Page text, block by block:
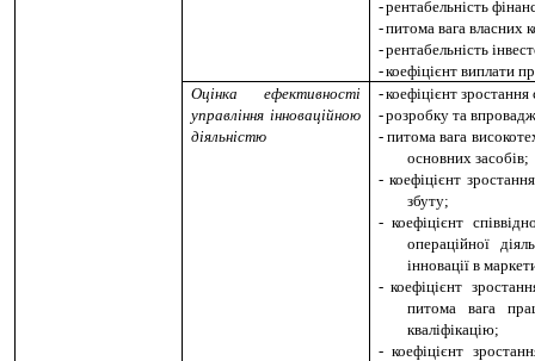
-рентабельність
-питома вага власних
-рентабельність
-коефіцієнт виплати
Оцінка ефективності
управління інноваційною
діяльністю
-коефіцієнт
-розробку та
- питома вага
основних засобів;
- коефіцієнт
збуту;
- коефіцієнт
операційної
інновації в
- коефіцієнт
питома вага
кваліфікацію;
- коефіцієнт